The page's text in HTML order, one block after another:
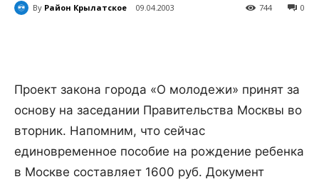
By Район Крылатское 09.04.2003 0
744
Проект закона города «О молодежи» принят за
основу на заседании Правительства Москвы во
вторник. Напомним, что сейчас
единовременное пособие на рождение ребенка
в Москве составляет 1600 руб. Документ